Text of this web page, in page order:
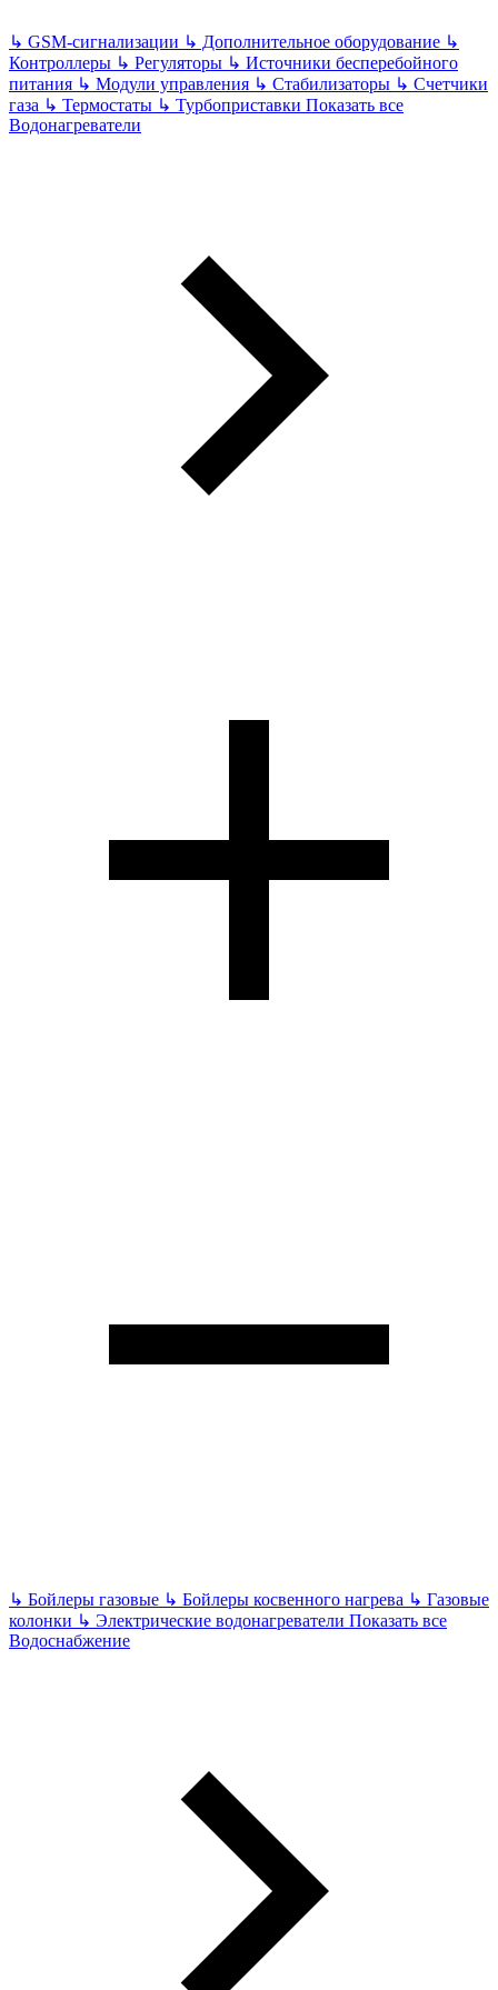
↳ GSM-сигнализации ↳ Дополнительное оборудование ↳
Контроллеры ↳ Регуляторы ↳ Источники бесперебойного
питания ↳ Модули управления ↳ Стабилизаторы ↳ Счетчики
газа ↳ Термостаты ↳ Турбоприставки Показать все
Водонагреватели
↳ Бойлеры газовые ↳ Бойлеры косвенного нагрева ↳ Газовые
колонки ↳ Электрические водонагреватели Показать все
Водоснабжение